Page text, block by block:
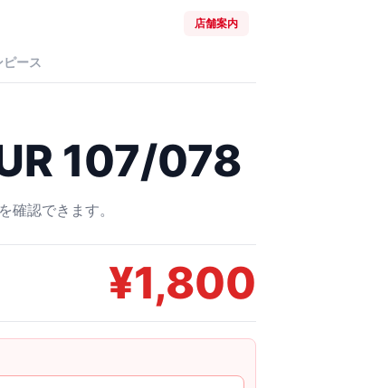
店舗案内
ピース
107/078
確認できます。
¥1,800